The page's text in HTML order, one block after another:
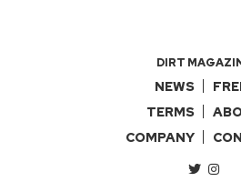
DIRT
NEWS
TERMS
COMPANY